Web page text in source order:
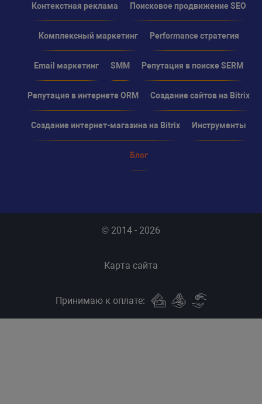
Контекстная реклама Поисковое продвижение SEO
Комплексный маркетинг Performance стратегия
Email маркетинг SMM Репутация в поиске SERM
Репутация в интернете ORM Создание сайтов на Bitrix
Создание интернет-магазина на Bitrix Инструменты
Блог
© 2014 - 2026
Карта сайта
Принимаю к оплате: